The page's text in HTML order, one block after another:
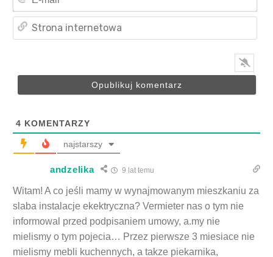
4 KOMENTARZY
najstarszy
andzelika 9 lat temu
Witam! A co jeśli mamy w wynajmowanym mieszkaniu za
slaba instalacje ekektryczna? Vermieter nas o tym nie
informowal przed podpisaniem umowy, a.my nie
mielismy o tym pojecia… Przez pierwsze 3 miesiace nie
mielismy mebli kuchennych, a takze piekarnika,